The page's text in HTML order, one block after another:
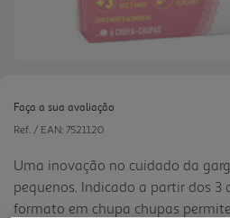
Faça a sua avaliação
Ref. / EAN: 7521120
Uma inovação no cuidado da
pequenos. Indicado a partir dos 3
formato em chupa chupas